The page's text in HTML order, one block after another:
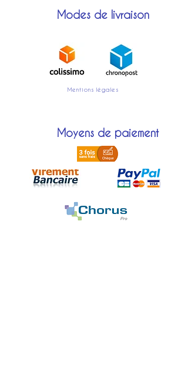
Modes de livraison
Mentions légales
Moyens de paiement